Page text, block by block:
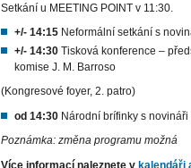
Setkání u MEETING POINT v 11:30.
+/- 14:15 Neformální setkání s
+/- 14:30 Tisková konference –
komise J. M. Barroso
(Kongresové foyer, 2. patro)
od 14:30 Národní brífinky s
Poznámka: změna programu možná
Více informací naleznete v kalendáři